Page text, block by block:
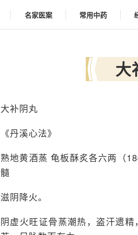
名家医案 常用中药
大
大补阴丸
《丹溪心法》
熟地黄酒蒸 龟板酥炙各六两（
髓
滋阴降火。
阴虚火旺证骨蒸潮热，盗汗遗